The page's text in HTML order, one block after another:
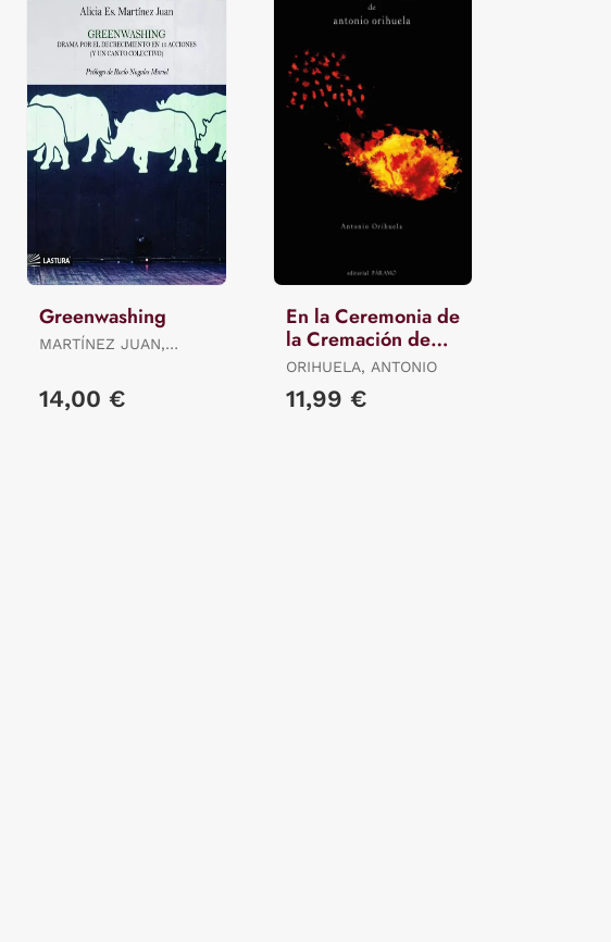
Greenwashing
MARTÍNEZ JUAN,
14,00 €
En la Ceremonia de
la Cremación de
Antonio Orihuela
ORIHUELA, ANTONIO
11,99 €